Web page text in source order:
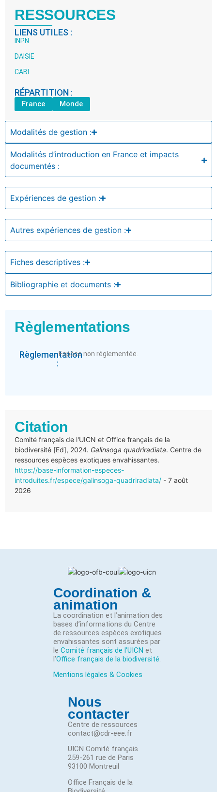
RESSOURCES
LIENS UTILES :
INPN
DAISIE
CABI
RÉPARTITION :
France Monde
Modalités de gestion :
Modalités d’introduction en France et impacts
documentés :
Expériences de gestion :
Autres expériences de gestion :
Fiches descriptives :
Bibliographie et documents :
Règlementations
Règlementation
:
Espèce non réglementée.
Citation
Comité français de l'UICN et Office français de la
biodiversité [Ed], 2024. Galinsoga quadriradiata. Centre de
ressources espèces exotiques envahissantes.
https://base-information-especes-
introduites.fr/espece/galinsoga-quadriradiata/ - 7 août
2026
Coordination &
animation
La coordination et l’animation des
bases d’informations du Centre
de ressources espèces exotiques
envahissantes sont assurées par
le Comité français de l’UICN et
l’Office français de la biodiversité.
Mentions légales & Cookies
Nous
contacter
Centre de ressources
contact@cdr-eee.fr
UICN Comité français
259-261 rue de Paris
93100 Montreuil
Office Français de la